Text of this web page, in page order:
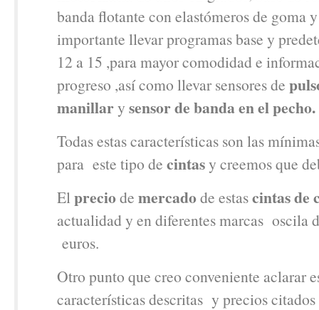
banda flotante con elastómeros de goma
importante llevar programas base y
12 a 15 ,para mayor comodidad e
progreso ,así como llevar sensores de
manillary sensor de banda en el pecho.
Todas estas características son las
para este tipo de cintasy creemos que
Elpreciode mercadode estascintas de
actualidad y en diferentes marcas oscila
euros.
Otro punto que creo conveniente aclarar
características descritas y precios